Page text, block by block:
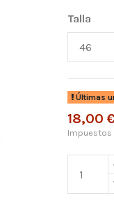
Talla
Últimas
18,00
Impuestos